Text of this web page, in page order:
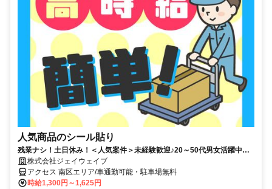
人気商品のシール貼り
残業ナシ！土日休み！＜人気案件＞未経験歓迎♪20～50代男女活躍中！
車通勤可能◎履歴書不要♪即レスで対応します◎
株式会社ジェイウェイブ
アクセス 南区エリア/車通勤可能・駐車場無料
時給1,300円～1,625円